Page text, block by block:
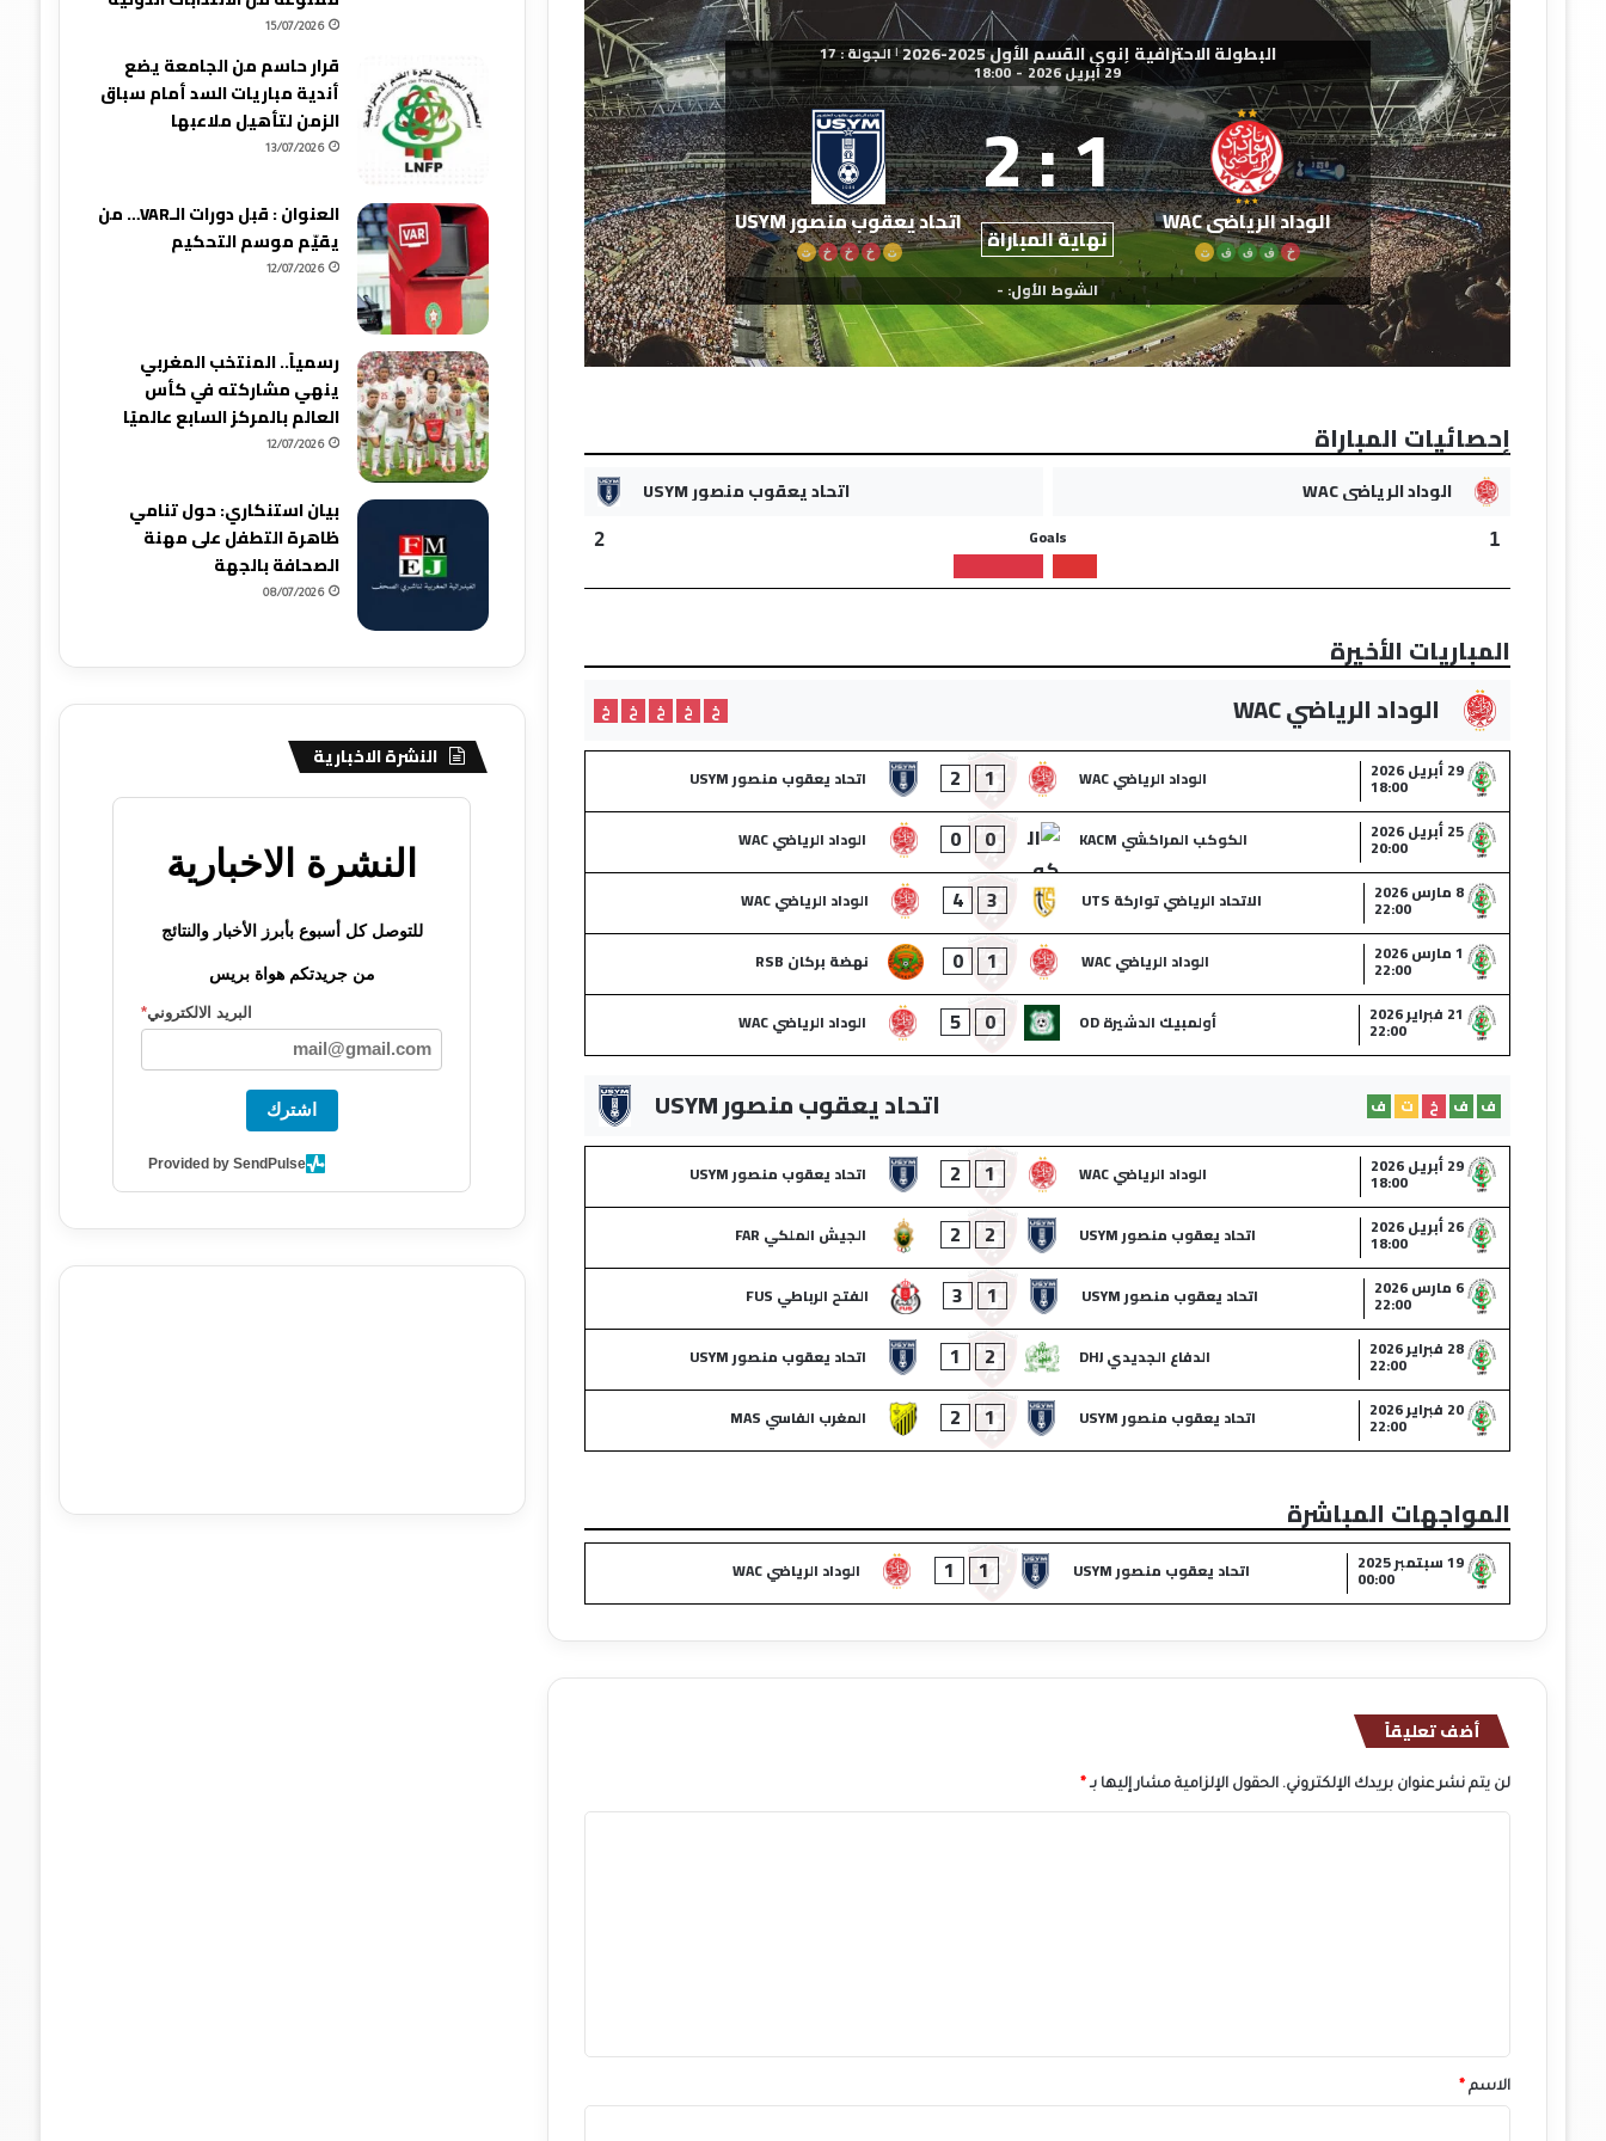
البطولة الاحترافية إنوي القسم الأول 2025-2026 | الجولة : 17
29 أبريل 2026 -
18:00
الوداد الرياضي WAC
خ ف ف ف ت
1
:
2
نهاية المباراة اتحاد يعقوب منصور USYM
ت خ خ خ ت
الشوط الأول: -
إحصائيات المباراة
الوداد الرياضي WAC اتحاد يعقوب منصور USYM
1
Goals
2
المباريات الأخيرة
الوداد الرياضي WAC
خ خ خ خ خ
29 أبريل 2026
18:00 الوداد الرياضي WAC 1
2
اتحاد يعقوب منصور USYM
25 أبريل 2026
20:00 الكوكب المراكشي KACM 0
0
الوداد الرياضي WAC
8 مارس 2026
22:00 الاتحاد الرياضي تواركة UTS 3
4
الوداد الرياضي WAC
1 مارس 2026
22:00 الوداد الرياضي WAC 1
0
نهضة بركان RSB
21 فبراير 2026
22:00 أولمبيك الدشيرة OD 0
5 الوداد الرياضي WAC
اتحاد يعقوب منصور USYM ف ف خ ت ف
29 أبريل 2026
18:00 الوداد الرياضي WAC 1
2
اتحاد يعقوب منصور USYM
26 أبريل 2026
18:00 اتحاد يعقوب منصور USYM 2
2
الجيش الملكي FAR
6 مارس 2026
22:00 اتحاد يعقوب منصور USYM 1
3
الفتح الرباطي FUS
28 فبراير 2026
22:00 الدفاع الجديدي DHJ 2
1
اتحاد يعقوب منصور USYM
20 فبراير 2026
22:00 اتحاد يعقوب منصور USYM 1
2 المغرب الفاسي MAS
المواجهات المباشرة
19 سبتمبر 2025
00:00 اتحاد يعقوب منصور USYM 1
1 الوداد الرياضي WAC
أضف تعليقاً
لن يتم نشر عنوان بريدك الإلكتروني. الحقول الإلزامية مشار إليها بـ *
*
الاسم *
15/07/2026
قرار حاسم من الجامعة يضع
أندية مباريات السد أمام سباق
الزمن لتأهيل ملاعبها
13/07/2026
العنوان : قبل دورات الـVAR… من
يقيّم موسم التحكيم
12/07/2026
رسمياً.. المنتخب المغربي
ينهي مشاركته في كأس
العالم بالمركز السابع عالميًا
12/07/2026
بيان استنكاري: حول تنامي
ظاهرة التطفل على مهنة
الصحافة بالجهة
08/07/2026
النشرة الاخبارية
النشرة الاخبارية
للتوصل كل أسبوع بأبرز الأخبار والنتائج
من جريدتكم هواة بريس
البريد الالكتروني*
اشترك
Provided by SendPulse